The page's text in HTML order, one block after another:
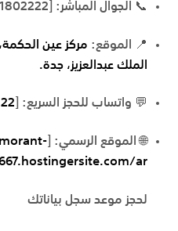
📞 الجوال المباشر:
📍 الموقع: مركز عين
الملك عبدالعزيز، جدة.
💬 واتساب للحجز السريع:
🌐 الموقع الرسمي:
ar/
لحجز موعد سجل بياناتك